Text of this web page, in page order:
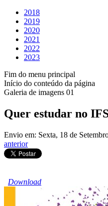
2018
2019
2020
2021
2022
2023
Fim do menu principal
Início do conteúdo da página
Galeria de imagens 01
Quer estudar no
Envio em: Sexta, 18 de
anterior
Download